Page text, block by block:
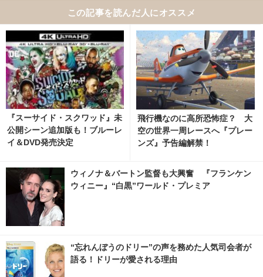
この記事を読んだ人にオススメ
『スーサイド・スクワッド』未
公開シーン追加版も！ブルーレ
イ＆DVD発売決定
飛行機なのに高所恐怖症？ 大
空の世界一周レースへ『プレー
ンズ』予告編解禁！
ウィノナ＆バートン監督も大興奮 『フランケン
ウィニー』“白黒”ワールド・プレミア
“忘れんぼうのドリー”の声を務めた人気司会者が
語る！ドリーが愛される理由